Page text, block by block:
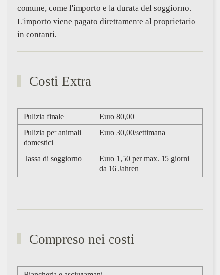
comune, come l'importo e la durata del soggiorno.
L'importo viene pagato direttamente al proprietario
in contanti.
Costi Extra
Pulizia finale
Euro 80,00
Pulizia per animali
domestici
Euro 30,00/settimana
Tassa di soggiorno
Euro 1,50 per max. 15 giorni
da 16 Jahren
Compreso nei costi